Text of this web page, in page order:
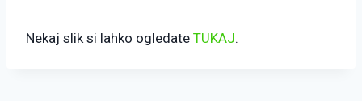
Nekaj slik si lahko ogledate TUKAJ.